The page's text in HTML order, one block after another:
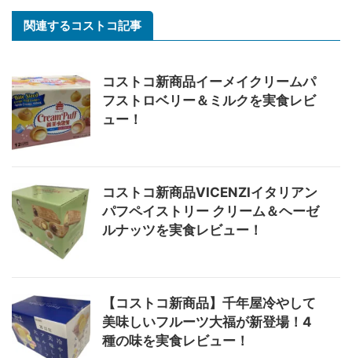
関連するコストコ記事
コストコ新商品イーメイクリームパ
フストロベリー＆ミルクを実食レビ
ュー！
コストコ新商品VICENZIイタリアン
パフペイストリー クリーム＆ヘーゼ
ルナッツを実食レビュー！
【コストコ新商品】千年屋冷やして
美味しいフルーツ大福が新登場！4
種の味を実食レビュー！